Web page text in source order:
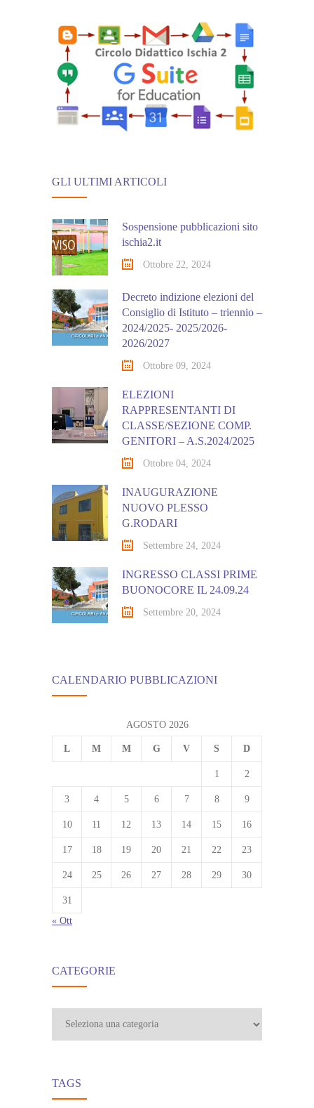
GLI ULTIMI ARTICOLI
Sospensione pubblicazioni sito
ischia2.it
Ottobre 22, 2024
Decreto indizione elezioni del
Consiglio di Istituto – triennio –
2024/2025- 2025/2026-
2026/2027
Ottobre 09, 2024
ELEZIONI
RAPPRESENTANTI DI
CLASSE/SEZIONE COMP.
GENITORI – A.S.2024/2025
Ottobre 04, 2024
INAUGURAZIONE
NUOVO PLESSO
G.RODARI
Settembre 24, 2024
INGRESSO CLASSI PRIME
BUONOCORE IL 24.09.24
Settembre 20, 2024
CALENDARIO PUBBLICAZIONI
AGOSTO 2026
L M M G V S D
1 2
3 4 5 6 7 8 9
10 11 12 13 14 15 16
17 18 19 20 21 22 23
24 25 26 27 28 29 30
31
« Ott
CATEGORIE
TAGS